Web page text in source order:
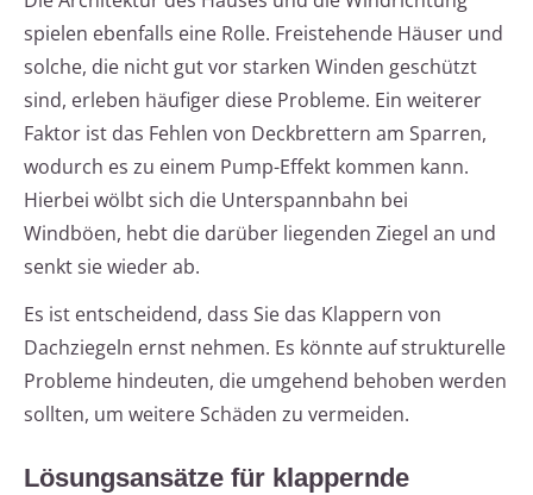
spielen ebenfalls eine Rolle. Freistehende Häuser und
solche, die nicht gut vor starken Winden geschützt
sind, erleben häufiger diese Probleme. Ein weiterer
Faktor ist das Fehlen von Deckbrettern am Sparren,
wodurch es zu einem Pump-Effekt kommen kann.
Hierbei wölbt sich die Unterspannbahn bei
Windböen, hebt die darüber liegenden Ziegel an und
senkt sie wieder ab.
Es ist entscheidend, dass Sie das Klappern von
Dachziegeln ernst nehmen. Es könnte auf strukturelle
Probleme hindeuten, die umgehend behoben werden
sollten, um weitere Schäden zu vermeiden.
Lösungsansätze für klappernde